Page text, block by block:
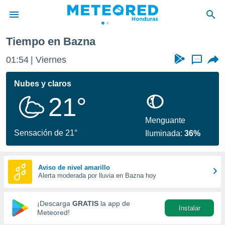
de
ha sido
calidad.
a este
las
y
forma
digital
basada
Tiempo en Bazna
01:54 Viernes ...
Nubes y claros
21°
Sensación de 21°
Menguante
Iluminada:36%
Aviso de nivel amarillo
Alerta moderada por lluvia en Bazna hoy
¡Descarga GRATIS la app de
Meteored!
Instalar